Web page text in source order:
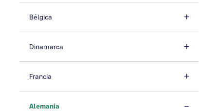
Bélgica
Dinamarca
Francia
Alemania